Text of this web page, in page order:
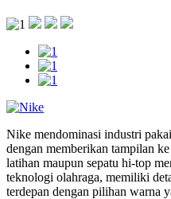
Nike mendominasi industri
dengan memberikan tampilan
latihan maupun sepatu hi-top
teknologi olahraga, memiliki
terdepan dengan pilihan warna